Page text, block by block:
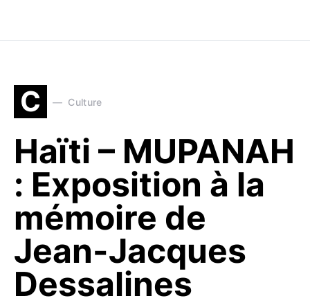
C Culture
Haïti – MUPANAH
: Exposition à la
mémoire de
Jean-Jacques
Dessalines